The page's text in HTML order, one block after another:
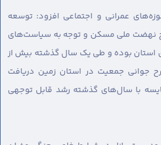
عمرانی و اجتماعی افزود: توسعه
نهضت ملی مسکن و توجه به سیاست‌های
استان بوده و طی یک سال گذشته بیش از
جوانی جمعیت در استان زمین دریافت
با سال‌های گذشته رشد قابل توجهی